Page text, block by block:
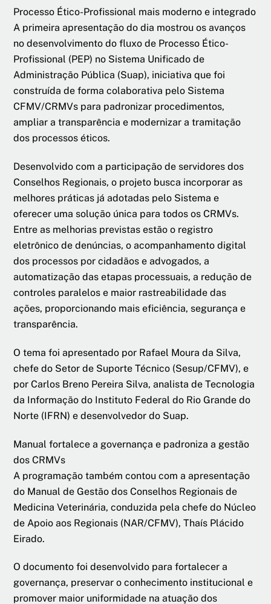
Processo Ético-Profissional mais moderno e integrado
A primeira apresentação do dia mostrou os avanços
no desenvolvimento do fluxo de Processo Ético-
Profissional (PEP) no Sistema Unificado de
Administração Pública (Suap), iniciativa que foi
construída de forma colaborativa pelo Sistema
CFMV/CRMVs para padronizar procedimentos,
ampliar a transparência e modernizar a tramitação
dos processos éticos.
Desenvolvido com a participação de servidores dos
Conselhos Regionais, o projeto busca incorporar as
melhores práticas já adotadas pelo Sistema e
oferecer uma solução única para todos os CRMVs.
Entre as melhorias previstas estão o registro
eletrônico de denúncias, o acompanhamento digital
dos processos por cidadãos e advogados, a
automatização das etapas processuais, a redução de
controles paralelos e maior rastreabilidade das
ações, proporcionando mais eficiência, segurança e
transparência.
O tema foi apresentado por Rafael Moura da Silva,
chefe do Setor de Suporte Técnico (Sesup/CFMV), e
por Carlos Breno Pereira Silva, analista de Tecnologia
da Informação do Instituto Federal do Rio Grande do
Norte (IFRN) e desenvolvedor do Suap.
Manual fortalece a governança e padroniza a gestão
dos CRMVs
A programação também contou com a apresentação
do Manual de Gestão dos Conselhos Regionais de
Medicina Veterinária, conduzida pela chefe do Núcleo
de Apoio aos Regionais (NAR/CFMV), Thaís Plácido
Eirado.
O documento foi desenvolvido para fortalecer a
governança, preservar o conhecimento institucional e
promover maior uniformidade na atuação dos